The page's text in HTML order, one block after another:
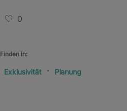
0
Finden in:
Exklusivität Planung